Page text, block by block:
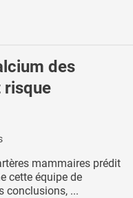
des
risque
mammaires prédit
cette équipe de
conclusions, ...